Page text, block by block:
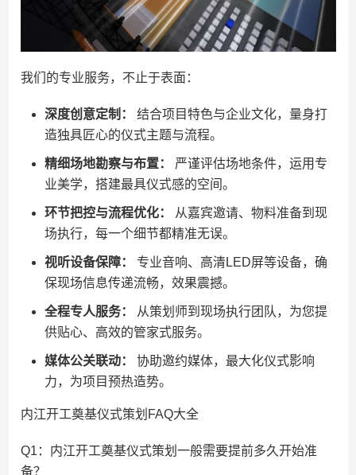
我们的专业服务，不止于表面：
深度创意定制：
结合项目特色与企业文化，量身打
造独具匠心的仪式主题与流程。
精细场地勘察与布置：
严谨评估场地条件，运用专
业美学，搭建最具仪式感的空间。
环节把控与流程优化：
从嘉宾邀请、物料准备到现
场执行，每一个细节都精准无误。
视听设备保障：
专业音响、高清LED屏等设备，确
保现场信息传递流畅，效果震撼。
全程专人服务：
从策划师到现场执行团队，为您提
供贴心、高效的管家式服务。
媒体公关联动：
协助邀约媒体，最大化仪式影响
力，为项目预热造势。
内江开工奠基仪式策划FAQ大全
Q1：内江开工奠基仪式策划一般需要提前多久开始准
备？